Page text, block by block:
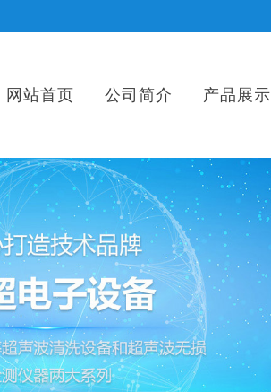
网站首页 公司简介 产品展示